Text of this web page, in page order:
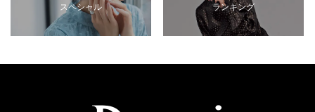
スペシャル ランキング